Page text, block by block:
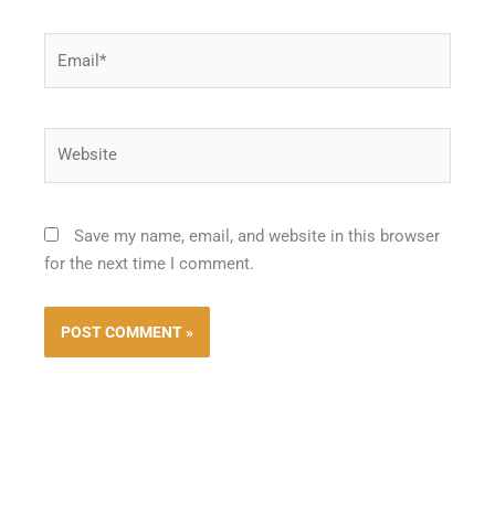
Save my name, email, and website in this browser
for the next time I comment.